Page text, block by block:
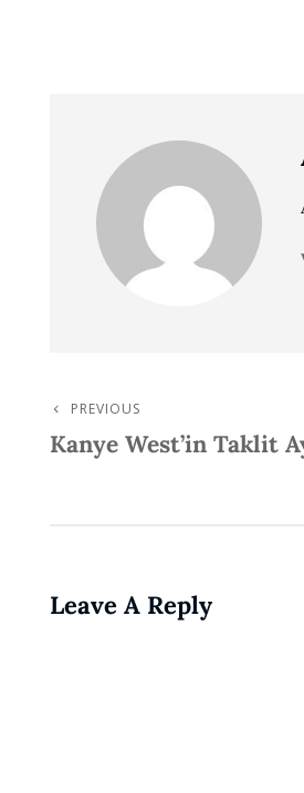
Post
Navigation
Previous
Post
PREVIOUS
Kanye West’in Taklit
Leave A Reply